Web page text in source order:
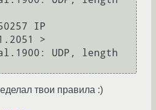
IP
>
UDP, length
твои правила :)